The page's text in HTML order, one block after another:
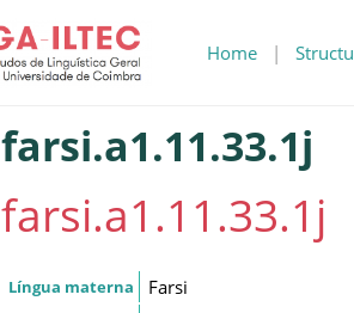
Home |
farsi.a1.11.33.1j
farsi.a1.11.33.1j
Língua materna Farsi